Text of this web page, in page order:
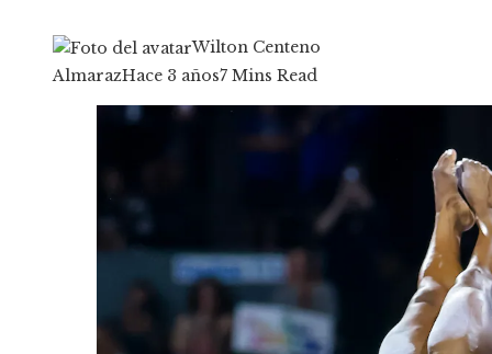
Wilton Centeno
AlmarazHace 3 años7 Mins Read